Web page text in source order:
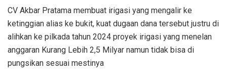
CV Akbar Pratama membuat irigasi yang mengalir ke
ketinggian alias ke bukit, kuat dugaan dana tersebut justru di
alihkan ke pilkada tahun 2024 proyek irigasi yang menelan
anggaran Kurang Lebih 2,5 Milyar namun tidak bisa di
pungsikan sesuai mestinya